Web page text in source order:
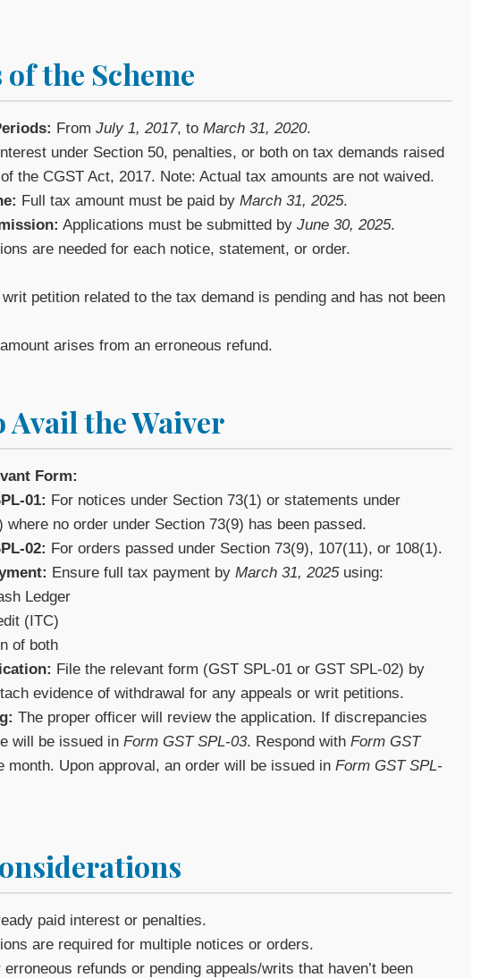
of the Scheme
From July 1, 2017, to March 31, 2020.
under Section 50, penalties, or both on tax demands raised
the CGST Act, 2017. Note: Actual tax amounts are not waived.
Full tax amount must be paid by March 31, 2025.
Applications must be submitted by June 30, 2025.
are needed for each notice, statement, or order.
petition related to the tax demand is pending and has not been
arises from an erroneous refund.
Avail the Waiver
Form:
01: For notices under Section 73(1) or statements under
where no order under Section 73(9) has been passed.
02: For orders passed under Section 73(9), 107(11), or 108(1).
Ensure full tax payment by March 31, 2025using:
Ledger
(ITC)
of both
File the relevant form (GST SPL-01 or GST SPL-02) by
evidence of withdrawal for any appeals or writ petitions.
The proper officer will review the application. If discrepancies
will be issued in Form GST SPL-03. Respond with Form GST
month. Upon approval, an order will be issued in Form GST SPL-
paid interest or penalties.
are required for multiple notices or orders.
refunds or pending appeals/writs that haven’t been